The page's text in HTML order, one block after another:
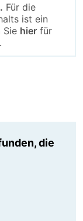
Für die
ist ein
Sie hierfür
die